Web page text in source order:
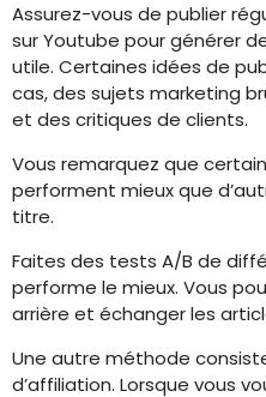
Assurez-vous de publier
sur Youtube pour générer
utile. Certaines idées de
cas, des sujets marketing
et des critiques de clients.
Vous remarquez que
performent mieux que
titre.
Faites des tests A/B de
performe le mieux. Vous
arrière et échanger les
Une autre méthode
d’affiliation. Lorsque vous